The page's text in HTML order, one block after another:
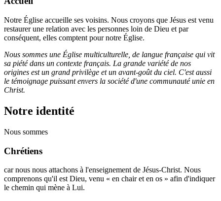
Notre Église accueille ses voisins. Nous croyons que Jésus est venu
restaurer une relation avec les personnes loin de Dieu et par
conséquent, elles comptent pour notre Église.
Nous sommes une Église multiculturelle, de langue française qui vit
sa piété dans un contexte français. La grande variété de nos
origines est un grand privilège et un avant-goût du ciel. C'est aussi
le témoignage puissant envers la société d'une communauté unie en
Christ.
Notre identité
Nous sommes
Chrétiens
car nous nous attachons à l'enseignement de Jésus-Christ. Nous
comprenons qu'il est Dieu, venu « en chair et en os » afin d'indiquer
le chemin qui mène à Lui.